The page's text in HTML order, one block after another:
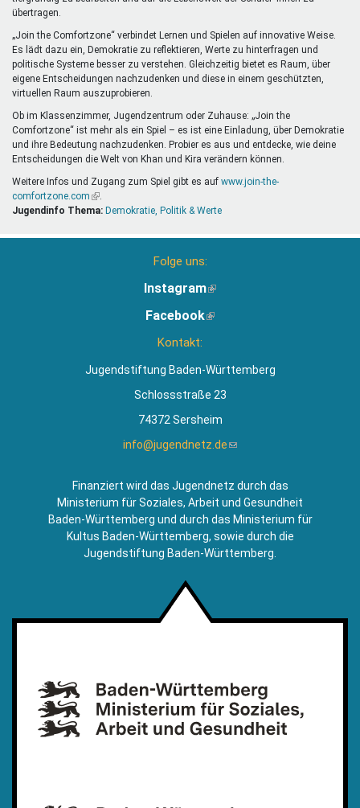
übertragen.
„Join the Comfortzone“ verbindet Lernen und Spielen auf innovative Weise.
Es lädt dazu ein, Demokratie zu reflektieren, Werte zu hinterfragen und
politische Systeme besser zu verstehen. Gleichzeitig bietet es Raum, über
eigene Entscheidungen nachzudenken und diese in einem geschützten,
virtuellen Raum auszuprobieren.
Ob im Klassenzimmer, Jugendzentrum oder Zuhause: „Join the
Comfortzone“ ist mehr als ein Spiel – es ist eine Einladung, über Demokratie
und ihre Bedeutung nachzudenken. Probier es aus und entdecke, wie deine
Entscheidungen die Welt von Khan und Kira verändern können.
Weitere Infos und Zugang zum Spiel gibt es auf www.join-the-
comfortzone.com (Link
ist
Jugendinfo Thema: Demokratie, Politik & Werte
Folge uns:
Instagram(Link
extern)
Facebook(Link
Kontakt:
Jugendstiftung Baden-Württemberg
Schlossstraße 23
74372 Sersheim
info@jugendnetz.de(Link
Mail)
Finanziert wird das Jugendnetz durch das
Ministerium für Soziales, Arbeit und Gesundheit
Baden-Württemberg und durch das Ministerium für
Kultus Baden-Württemberg, sowie durch die
Jugendstiftung Baden-Württemberg.